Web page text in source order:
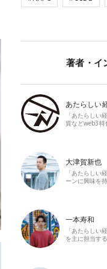
著者・イ
あたらしい
「あたらしい
貨などweb3
大津賀新也
「あたらしい
ーンに興味を
一本寿和
「あたらしい
を主に担当す